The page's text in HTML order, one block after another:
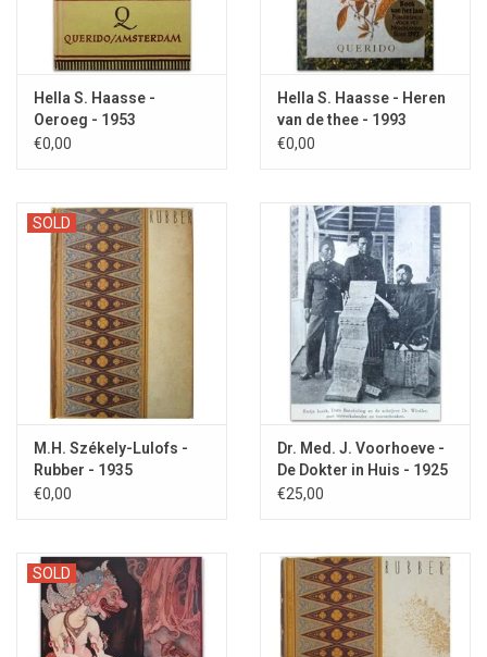
Hella S. Haasse -
Oeroeg - 1953
€0,00
Hella S. Haasse - Heren
van de thee - 1993
€0,00
SOLD
M.H. Székely-Lulofs -
Rubber - 1935
€0,00
Dr. Med. J. Voorhoeve -
De Dokter in Huis - 1925
€25,00
SOLD